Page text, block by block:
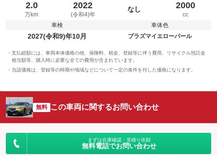
2.0
万km
2022
(令和4)年
なし 2000
cc
車検
2027(令和9)年10月
車体色
プラズマイエローパール
支払総額には、車両本体価格の他、保険料、税金、登録等に伴う費用、リサイクル預託金
相当額等、購入時に必要な全ての費用が含まれています。
当該価格は、登録等の時期や地域などについて一定の条件を付した価格になります。
無料 この車両に関するお問い合わせ
まずは在庫確認・見積り依頼
無料電話でお問い合わせ